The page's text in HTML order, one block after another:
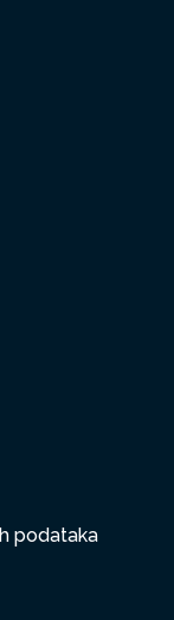
podataka